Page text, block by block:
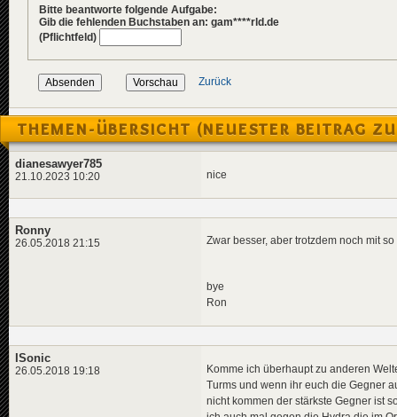
Bitte beantworte folgende Aufgabe:
Gib die fehlenden Buchstaben an: gam****rld.de
(Pflichtfeld)
Zurück
THEMEN-ÜBERSICHT (NEUESTER BEITRAG
dianesawyer785
21.10.2023 10:20 nice
Ronny
26.05.2018 21:15 Zwar besser, aber trotzdem noch mit
bye
Ron
ISonic
26.05.2018 19:18
Komme ich überhaupt zu anderen
Turms und wenn ihr euch die Gegner
nicht kommen der stärkste Gegner ist